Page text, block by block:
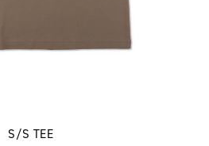
S/S TEE